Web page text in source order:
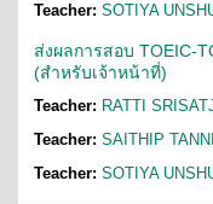
Teacher: SOTIYA
ส่งผลการสอบ TOEIC-
(สำหรับเจ้าหน้าที่)
Teacher: RATTI
Teacher: SAITHIP
Teacher: SOTIYA